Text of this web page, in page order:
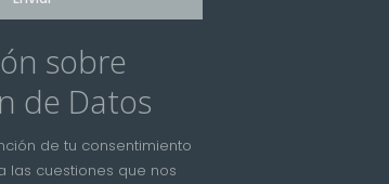
sobre
de Datos
de tu consentimiento
las cuestiones que nos